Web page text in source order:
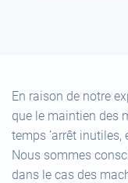
En raison de notre
que le maintien des
temps ’arrêt inutiles,
Nous sommes
dans le cas des